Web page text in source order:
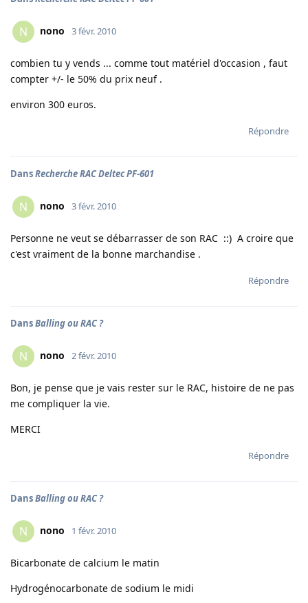
N nono 3 févr. 2010
combien tu y vends ... comme tout matériel d'occasion , faut
compter +/- le 50% du prix neuf .
environ 300 euros.
Répondre
DansRecherche RAC Deltec PF-601
N nono 3 févr. 2010
Personne ne veut se débarrasser de son RAC ::) A croire que
c'est vraiment de la bonne marchandise .
Répondre
DansBalling ou RAC ?
N nono 2 févr. 2010
Bon, je pense que je vais rester sur le RAC, histoire de ne pas
me compliquer la vie.
MERCI
Répondre
DansBalling ou RAC ?
N nono 1 févr. 2010
Bicarbonate de calcium le matin
Hydrogénocarbonate de sodium le midi